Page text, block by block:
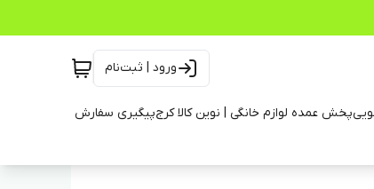
ورود | ثبت‌نام
پخش عمده لوازم خانگی | نوین کالا کرجپیگیری سفارش